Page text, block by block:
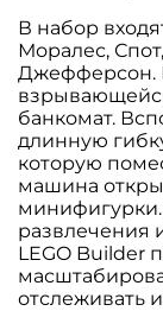
В набор
Моралес,
Джефферсон.
банкомат.
длинную
которую
машина
развлечения
LEGO Builder
отслеживать